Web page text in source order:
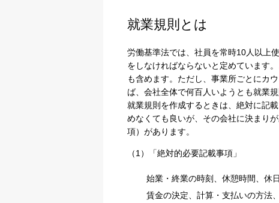
就業規則とは
労働基準法では、社員を常時10人以上
をしなければならないと定めています
も含めます。ただし、事業所ごとにカ
ば、会社全体で何百人いようとも就業
就業規則を作成するときは、絶対に記
めなくても良いが、その会社に決まり
項）があります。
（1）「絶対的必要記載事項」
始業・終業の時刻、休憩時間、休
賃金の決定、計算・支払いの方法